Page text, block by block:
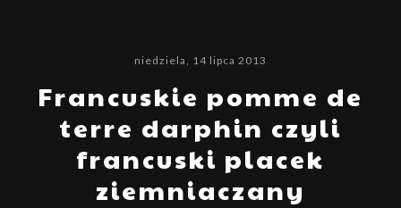
niedziela, 14 lipca 2013
Francuskie pomme de
terre darphin czyli
francuski placek
ziemniaczany